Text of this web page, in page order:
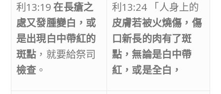
利13:19在長瘡之
處又發腫變白，或
是出現白中帶紅的
斑點 ，就要給祭司
檢查 。
利13:24 「人身上的
皮膚若被火燒傷，傷
口新長的肉有了斑
點，無論是白中帶
紅，或是全白，